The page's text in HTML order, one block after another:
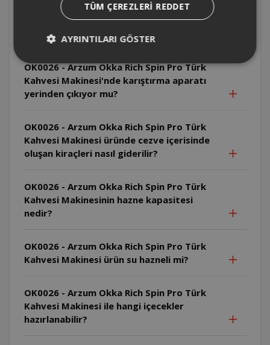
OK0026 - Arzum Okka Rich Spin Pro Türk
Kahvesi Makinesi sıcaklık ayarlayabilme
özelliği var mıdır?
OK0026 - Arzum Okka Rich Spin Pro Türk
Kahvesi Makinesi'nde karıştırma aparatı
yerinden çıkıyor mu?
OK0026 - Arzum Okka Rich Spin Pro Türk
Kahvesi Makinesi üründe cezve içerisinde
oluşan kiraçleri nasıl giderilir?
OK0026 - Arzum Okka Rich Spin Pro Türk
Kahvesi Makinesinin hazne kapasitesi
nedir?
OK0026 - Arzum Okka Rich Spin Pro Türk
Kahvesi Makinesi ürün su hazneli mi?
OK0026 - Arzum Okka Rich Spin Pro Türk
Kahvesi Makinesi ile hangi içecekler
hazırlanabilir?
TÜM ÇEREZLERI REDDET
AYRINTILARI GÖSTER